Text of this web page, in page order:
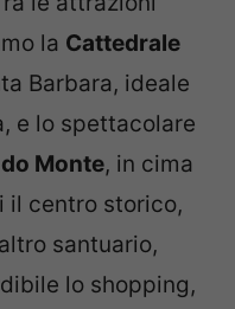
la Cattedrale
Barbara, ideale
e lo spettacolare
Monte, in cima
il centro storico,
santuario,
lo shopping,